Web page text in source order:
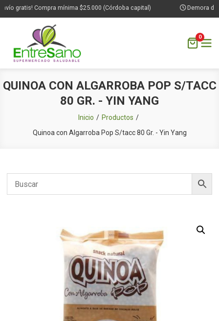
gratis! Compra mínima $25.000 (Córdoba capital) Demora de
al
0
QUINOA CON ALGARROBA POP S/TACC
80 GR. - YIN YANG
Inicio
Productos
Quinoa con Algarroba Pop S/tacc 80 Gr. - Yin Yang